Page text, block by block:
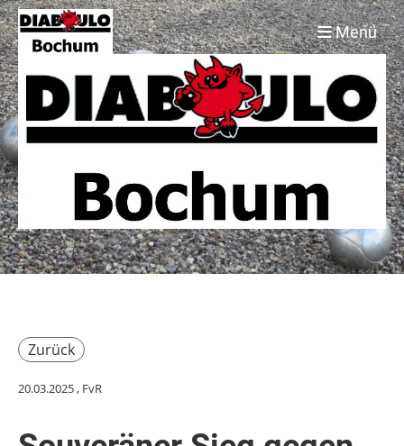
Menü
Zurück
20.03.2025, FvR